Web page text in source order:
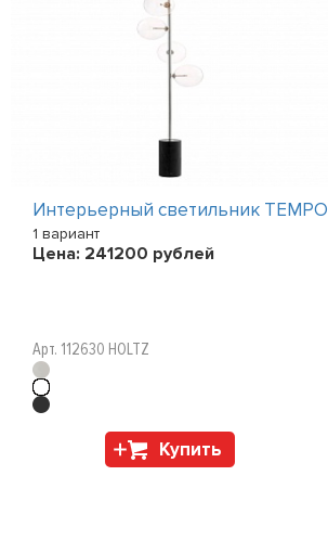
Интерьерный светильник TEMPO
1 вариант
Цена: 241200 рублей
Арт. 112630 HOLTZ
Купить